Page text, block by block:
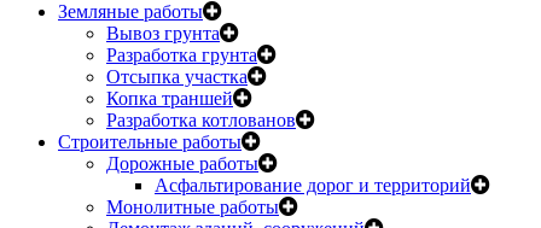
Земляные работы
Вывоз грунта
Разработка грунта
Отсыпка участка
Копка траншей
Разработка котлованов
Строительные работы
Дорожные работы
Асфальтирование дорог и территорий
Монолитные работы